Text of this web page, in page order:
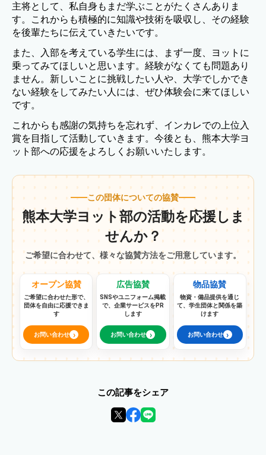
主将として、私自身もまだ学ぶことがたくさんありま
す。これからも積極的に知識や技術を吸収し、その経験
を後輩たちに伝えていきたいです。
また、入部を考えている学生には、まず一度、ヨットに
乗ってみてほしいと思います。経験がなくても問題あり
ません。新しいことに挑戦したい人や、大学でしかでき
ない経験をしてみたい人には、ぜひ体験会に来てほしい
です。
これからも感謝の気持ちを忘れず、インカレでの上位入
賞を目指して活動していきます。今後とも、熊本大学ヨ
ット部への応援をよろしくお願いいたします。
この団体についての協賛
熊本大学ヨット部の活動を応援しま
せんか？
ご希望に合わせて、様々な協賛方法をご用意しています。
オープン協賛
ご希望に合わせた形で、
団体を自由に応援できま
す
お問い合わせ ›
広告協賛
SNSやユニフォーム掲載
で、企業サービスをPR
します
お問い合わせ ›
物品協賛
物資・備品提供を通じ
て、学生団体と関係を築
けます
お問い合わせ ›
この記事をシェア